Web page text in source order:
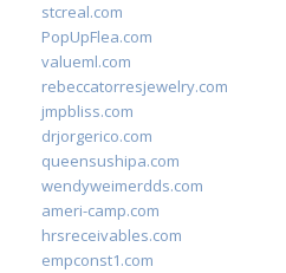
stcreal.com
PopUpFlea.com
valueml.com
rebeccatorresjewelry.com
jmpbliss.com
drjorgerico.com
queensushipa.com
wendyweimerdds.com
ameri-camp.com
hrsreceivables.com
empconst1.com